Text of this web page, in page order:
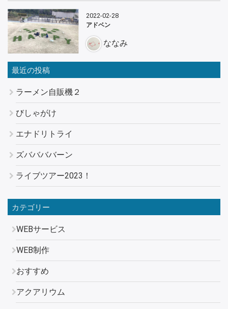
2022-02-28
アドベン
ななみ
最近の投稿
ラーメン自販機２
びしゃがけ
エナドリトライ
ズババババーン
ライブツアー2023！
カテゴリー
WEBサービス
WEB制作
おすすめ
アクアリウム